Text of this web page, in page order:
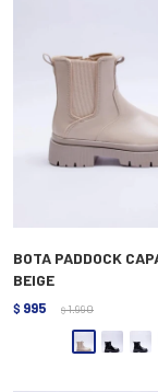
BOTA PADDOCK
BEIGE
$ 995 $ 1.990